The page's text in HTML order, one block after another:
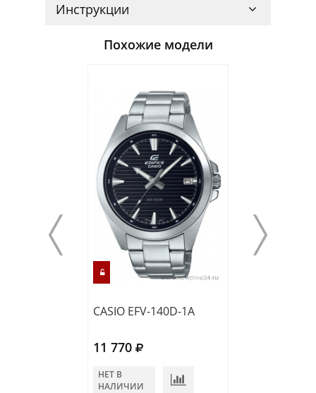
Инструкции
Похожие модели
CASIO EFV-140D-1A
11 770
НЕТ В
НАЛИЧИИ